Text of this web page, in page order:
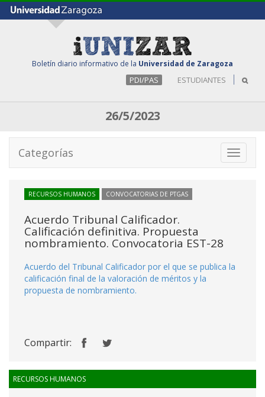
Boletín diario informativo de la Universidad de Zaragoza
PDI/PAS ESTUDIANTES
26/5/2023
Toggle
Categorías
RECURSOS HUMANOS CONVOCATORIAS DE PTGAS
Acuerdo Tribunal Calificador.
Calificación definitiva. Propuesta
nombramiento. Convocatoria EST-28
Acuerdo del Tribunal Calificador por el que se publica la
calificación final de la valoración de méritos y la
propuesta de nombramiento.
Compartir:
RECURSOS HUMANOS